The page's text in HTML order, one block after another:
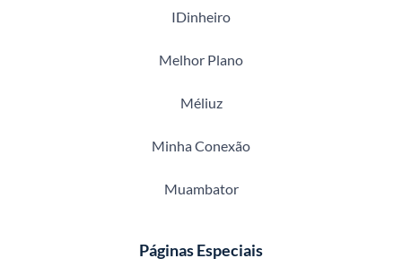
IDinheiro
Melhor Plano
Méliuz
Minha Conexão
Muambator
Páginas Especiais